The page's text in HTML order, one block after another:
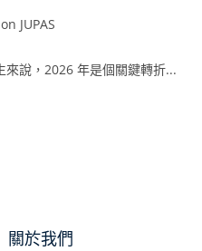
JUPAS
說，2026 年是個關鍵轉折...
關於我們